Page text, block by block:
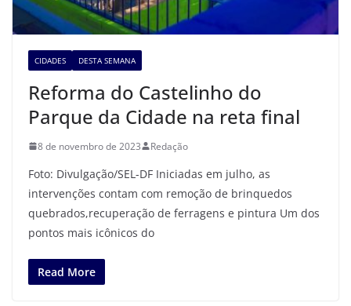
CIDADES DESTA SEMANA
Reforma do Castelinho do
Parque da Cidade na reta final
8 de novembro de 2023 Redação
Foto: Divulgação/SEL-DF Iniciadas em julho, as
intervenções contam com remoção de brinquedos
quebrados,recuperação de ferragens e pintura Um dos
pontos mais icônicos do
Read More